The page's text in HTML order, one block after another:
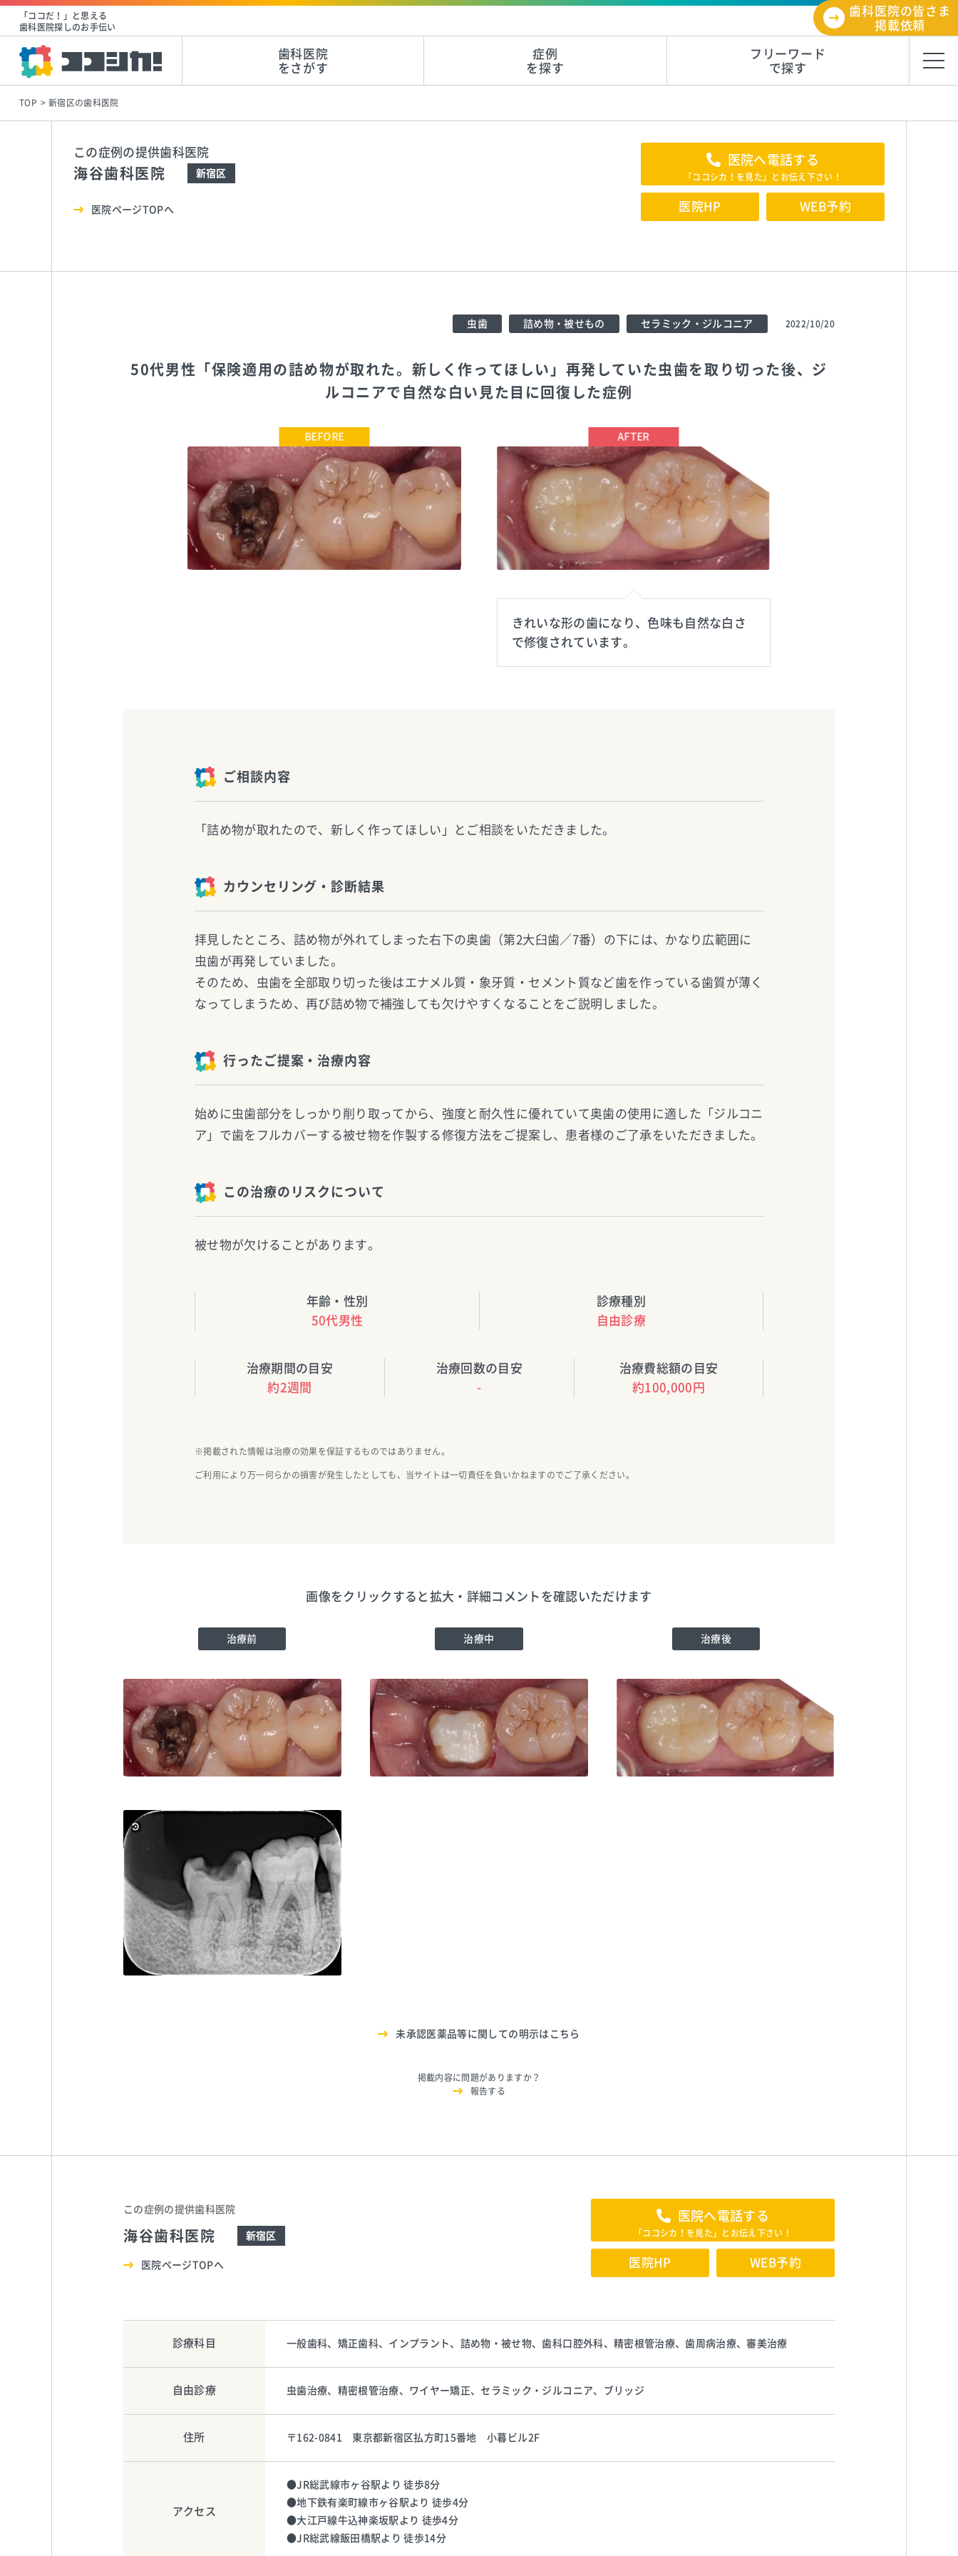
「ココだ！」と思える
歯科医院探しのお手伝い
歯科医院の皆さま
掲載依頼
歯科医院
をさがす
症例
を探す
フリーワード
で探す
TOP 新宿区の歯科医院
この症例の提供歯科医院
海谷歯科医院 新宿区
医院ページTOPへ
医院へ電話する
「ココシカ！を見た」とお伝え下さい！
医院HP WEB予約
虫歯 詰め物・被せもの セラミック・ジルコニア 2022/10/20
50代男性「保険適用の詰め物が取れた。新しく作ってほしい」再発していた虫歯を取り切った後、ジ
ルコニアで自然な白い見た目に回復した症例
海谷歯科医院 TEL:0352611515 海谷歯科医院 TEL:0352611515
きれいな形の歯になり、色味も自然な白さ
で修復されています。
ご相談内容
「詰め物が取れたので、新しく作ってほしい」とご相談をいただきました。
カウンセリング・診断結果
拝見したところ、詰め物が外れてしまった右下の奥歯（第2大臼歯／7番）の下には、かなり広範囲に
虫歯が再発していました。
そのため、虫歯を全部取り切った後はエナメル質・象牙質・セメント質など歯を作っている歯質が薄く
なってしまうため、再び詰め物で補強しても欠けやすくなることをご説明しました。
行ったご提案・治療内容
始めに虫歯部分をしっかり削り取ってから、強度と耐久性に優れていて奥歯の使用に適した「ジルコニ
ア」で歯をフルカバーする被せ物を作製する修復方法をご提案し、患者様のご了承をいただきました。
この治療のリスクについて
被せ物が欠けることがあります。
年齢・性別
50代男性
診療種別
自由診療
治療期間の目安
約2週間
治療回数の目安
-
治療費総額の目安
約100,000円
※掲載された情報は治療の効果を保証するものではありません。
ご利用により万一何らかの損害が発生したとしても、当サイトは一切責任を負いかねますのでご了承ください。
画像をクリックすると拡大・詳細コメントを確認いただけます
治療前 治療中 治療後
海谷歯科医院 TEL:0352611515 海谷歯科医院 TEL:0352611515 海谷歯科医院 TEL:0352611515
海谷歯科医院 TEL:0352611515
未承認医薬品等に関しての明示はこちら
掲載内容に問題がありますか？
報告する
この症例の提供歯科医院
海谷歯科医院 新宿区
医院ページTOPへ
医院へ電話する
「ココシカ！を見た」とお伝え下さい！
医院HP WEB予約
診療科目 一般歯科、矯正歯科、インプラント、詰め物・被せ物、歯科口腔外科、精密根管治療、歯周病治療、審美治療
自由診療 虫歯治療、精密根管治療、ワイヤー矯正、セラミック・ジルコニア、ブリッジ
住所 〒162-0841 東京都新宿区払方町15番地 小暮ビル2F
アクセス
●JR総武線市ヶ谷駅より 徒歩8分
●地下鉄有楽町線市ヶ谷駅より 徒歩4分
●大江戸線牛込神楽坂駅より 徒歩4分
●JR総武線飯田橋駅より 徒歩14分